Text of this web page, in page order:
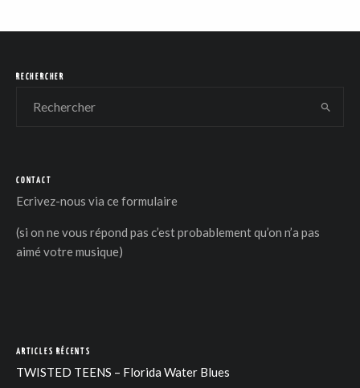
RECHERCHER
CONTACT
Ecrivez-nous via ce formulaire
(si on ne vous répond pas c’est probablement qu’on n’a pas
aimé votre musique)
ARTICLES RÉCENTS
TWISTED TEENS – Florida Water Blues